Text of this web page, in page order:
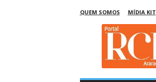
QUEM SOMOS MÍDIA KIT